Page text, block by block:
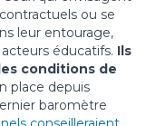
ou se
leur entourage,
éducatifs. Ils
conditions de
place depuis
baromètre